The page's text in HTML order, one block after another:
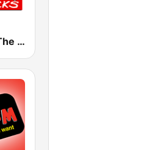
KSAN 107.7 The Bone FM